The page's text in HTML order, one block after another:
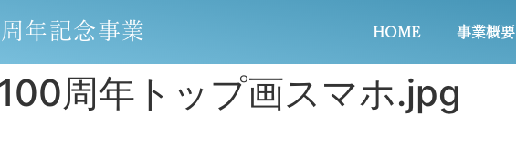
年記念事業 HOME 事業概要
周年トップ画スマホ.jpg